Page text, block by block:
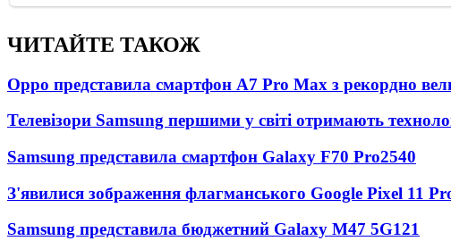
ЧИТАЙТЕ ТАКОЖ
Oppo представила смартфон A7 Pro Max з рекордно
Телевізори Samsung першими у світі отримають
Samsung представила смартфон Galaxy F70 Pro2540
З'явилися зображення флагманського Google Pixel 11
Samsung представила бюджетний Galaxy M47 5G121